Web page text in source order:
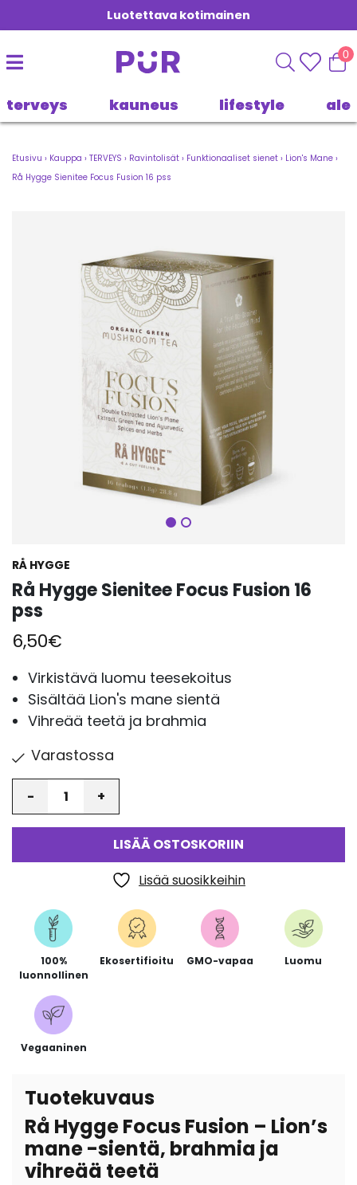
Luotettava kotimainen
0
terveys kauneus lifestyle ale
Etusivu › Kauppa › TERVEYS › Ravintolisät › Funktionaaliset sienet › Lion's Mane ›
Rå Hygge Sienitee Focus Fusion 16 pss
Seuraava
RÅ HYGGE
Rå Hygge Sienitee Focus Fusion 16
pss
6,50€
Virkistävä luomu teesekoitus
Sisältää Lion's mane sientä
Vihreää teetä ja brahmia
Varastossa
LISÄÄ OSTOSKORIIN
Lisää suosikkeihin
100%
luonnollinen
Ekosertifioitu GMO-vapaa Luomu
Vegaaninen
Tuotekuvaus
Rå Hygge Focus Fusion – Lion’s
mane -sientä, brahmia ja
vihreää teetä